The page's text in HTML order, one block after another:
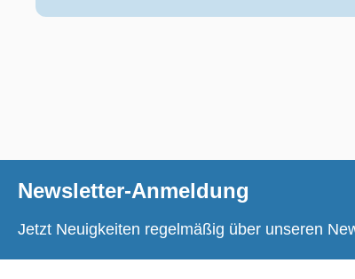
Newsletter-Anmeldung
Jetzt Neuigkeiten regelmäßig über unseren